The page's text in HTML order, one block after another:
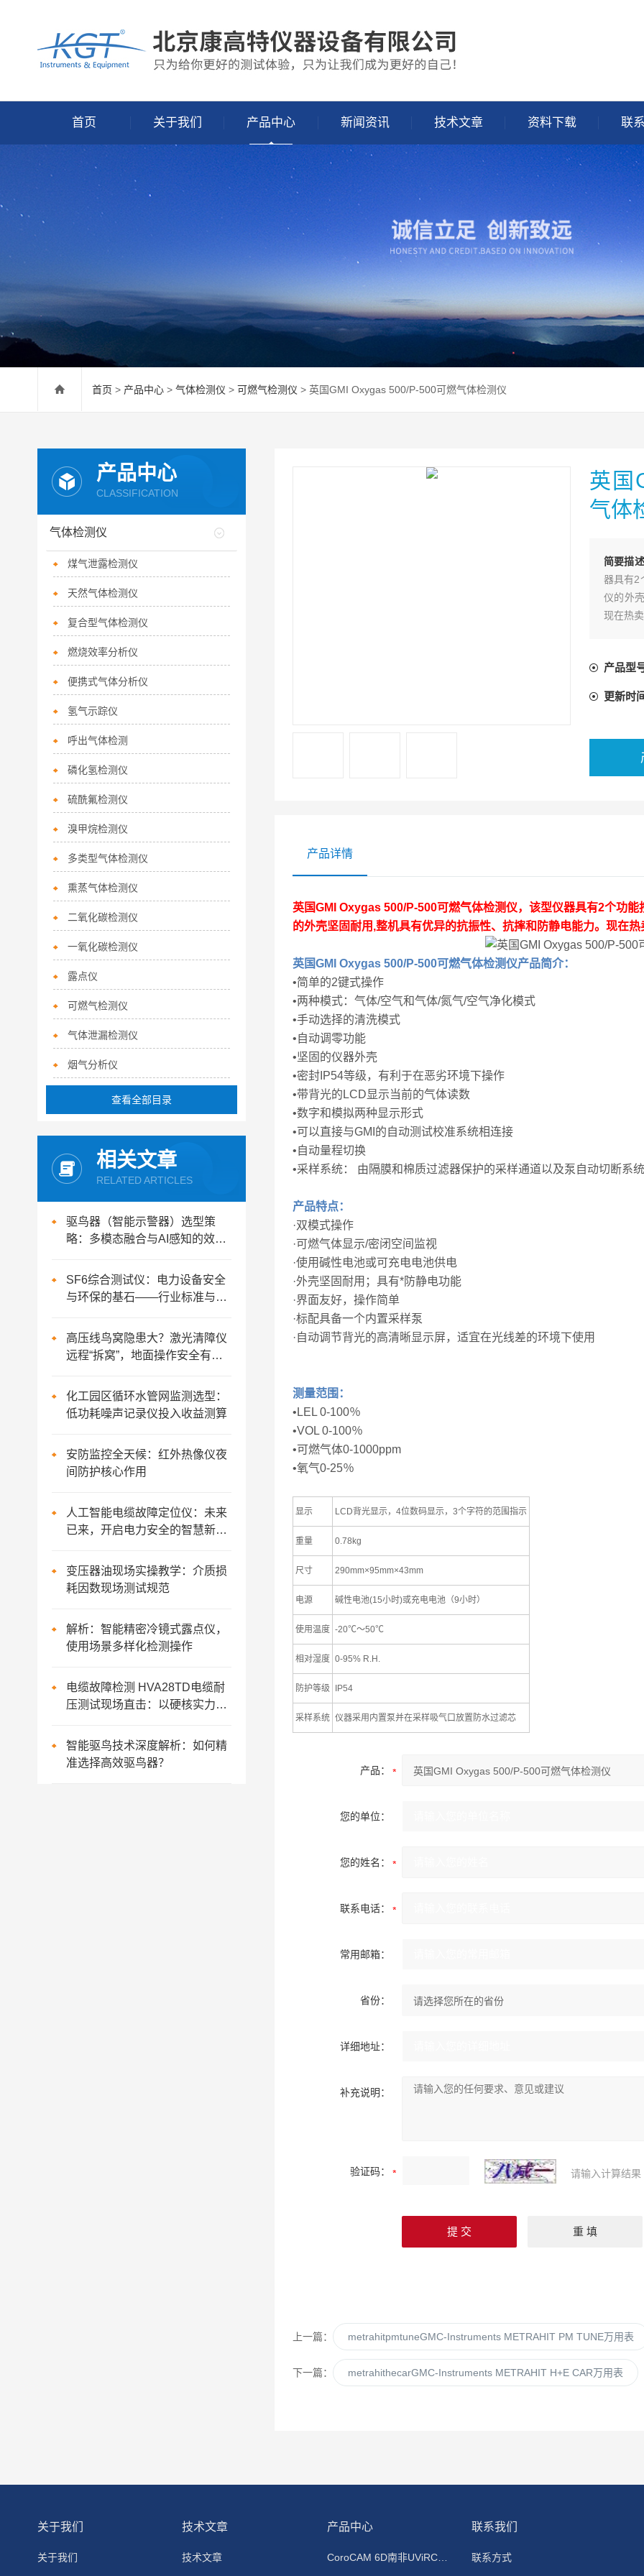
首页 关于我们 产品中心 新闻资讯 技术文章 资料下载 联
首页 > 产品中心 > 气体检测仪 > 可燃气检测仪 > 英国GMI Oxygas 500/P-500可燃气体检测仪
英国
气体
简要描
器具有2
仪的外
现在热
产品型
更新时
产品详情
英国GMI Oxygas 500/P-500可燃气体检测仪，该型仪器具有2个功
的外壳坚固耐用,整机具有优异的抗振性、抗摔和防静电能力。现在
英国GMI Oxygas 500/P-500可燃气体检测仪产品简介：
•简单的2键式操作
•两种模式：气体/空气和气体/氮气/空气净化模式
•手动选择的清洗模式
•自动调零功能
•坚固的仪器外壳
•密封IP54等级，有利于在恶劣环境下操作
•带背光的LCD显示当前的气体读数
•数字和模拟两种显示形式
•可以直接与GMI的自动测试校准系统相连接
•自动量程切换
•采样系统： 由隔膜和棉质过滤器保护的采样通道以及泵自动切断系统
产品特点：
·双模式操作
·可燃气体显示/密闭空间监视
·使用碱性电池或可充电电池供电
·外壳坚固耐用；具有*防静电功能
·界面友好，操作简单
·标配具备一个内置采样泵
·自动调节背光的高清晰显示屏，适宜在光线差的环境下使用
测量范围：
•LEL 0-100％
•VOL 0-100％
•可燃气体0-1000ppm
•氧气0-25％
显示 LCD背光显示，4位数码显示，3个字符的范围指示
重量 0.78kg
尺寸 290mm×95mm×43mm
电源 碱性电池(15小时)或充电电池（9小时）
使用温度 -20℃～50℃
相对湿度 0-95% R.H.
防护等级 IP54
采样系统 仪器采用内置泵并在采样吸气口放置防水过滤芯
产品：
您的单位：
您的姓名：
联系电话：
常用邮箱：
省份：
详细地址：
补充说明：
验证码： 请输入计算结
上一篇： metrahitpmtuneGMC-Instruments METRAHIT PM TUNE万用表
下一篇： metrahithecarGMC-Instruments METRAHIT H+E CAR万用表
产品中心
CLASSIFICATION
气体检测仪
煤气泄露检测仪
天然气体检测仪
复合型气体检测仪
燃烧效率分析仪
便携式气体分析仪
氢气示踪仪
呼出气体检测
磷化氢检测仪
硫酰氟检测仪
溴甲烷检测仪
多类型气体检测仪
熏蒸气体检测仪
二氧化碳检测仪
一氧化碳检测仪
露点仪
可燃气检测仪
气体泄漏检测仪
烟气分析仪
查看全部目录
相关文章
RELATED ARTICLES
驱鸟器（智能示警器）选型策
略：多模态融合与AI感知的效能
SF6综合测试仪：电力设备安全
与环保的基石——行业标准与参
高压线鸟窝隐患大？激光清障仪
远程“拆窝”，地面操作安全有保
化工园区循环水管网监测选型：
低功耗噪声记录仪投入收益测算
安防监控全天候：红外热像仪夜
间防护核心作用
人工智能电缆故障定位仪：未来
已来，开启电力安全的智慧新篇
变压器油现场实操教学：介质损
耗因数现场测试规范
解析：智能精密冷镜式露点仪，
使用场景多样化检测操作
电缆故障检测 HVA28TD电缆耐
压测试现场直击：以硬核实力赢
智能驱鸟技术深度解析：如何精
准选择高效驱鸟器？
关于我们
关于我们
技术文章
技术文章
产品中心
CoroCAM 6D南非UViRCO 紫外线成像仪
联系我们
联系方式